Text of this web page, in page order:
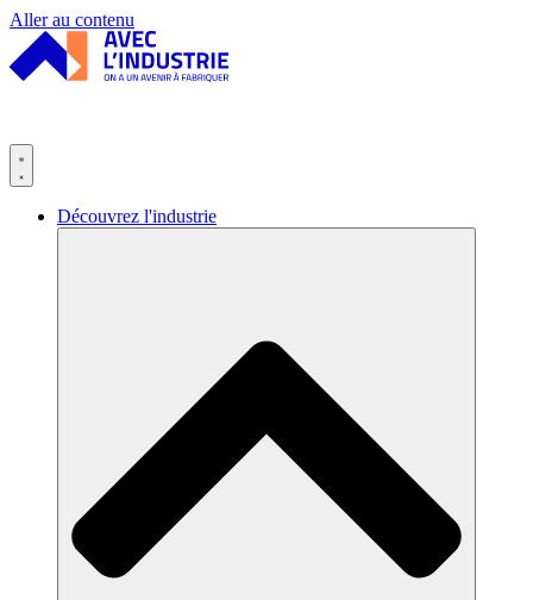
Panneau de gestion des cookies
Aller au contenu
Découvrez l'industrie